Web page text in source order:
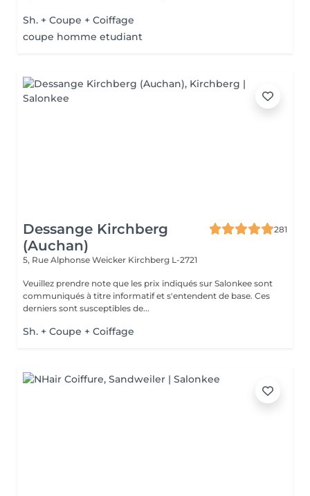
Sh. + Coupe + Coiffage
coupe homme etudiant
Dessange Kirchberg
(Auchan)
281
5, Rue Alphonse Weicker Kirchberg L-2721
Veuillez prendre note que les prix indiqués sur Salonkee sont
communiqués à titre informatif et s'entendent de base. Ces
derniers sont susceptibles de...
Sh. + Coupe + Coiffage